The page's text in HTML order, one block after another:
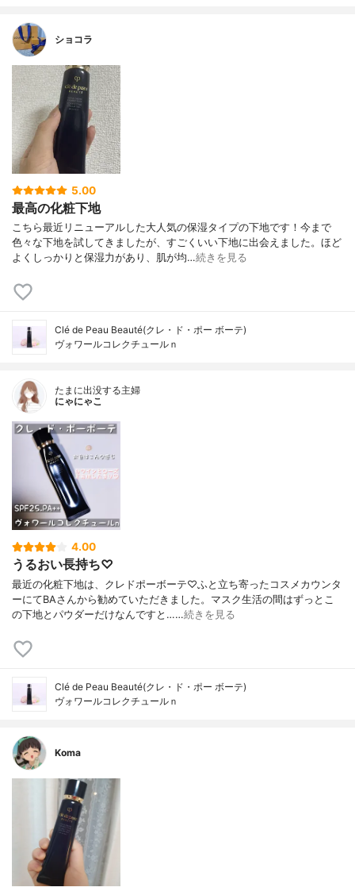
ショコラ
5.00
最高の化粧下地
こちら最近リニューアルした大人気の保湿タイプの下地です！今まで
色々な下地を試してきましたが、すごくいい下地に出会えました。ほど
よくしっかりと保湿力があり、肌が均…続きを見る
Clé de Peau Beauté(クレ・ド・ポー ボーテ)
ヴォワールコレクチュールｎ
たまに出没する主婦
にゃにゃこ
4.00
うるおい長持ち♡
最近の化粧下地は、クレドポーボーテ♡ふと立ち寄ったコスメカウンタ
ーにてBAさんから勧めていただきました。マスク生活の間はずっとこ
の下地とパウダーだけなんですと……続きを見る
Clé de Peau Beauté(クレ・ド・ポー ボーテ)
ヴォワールコレクチュールｎ
Koma